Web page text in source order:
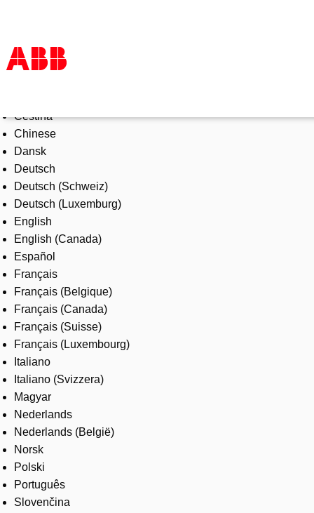
Products & Solutions
Industries
Services
About us
Where to buy
Contact us
Careers
Čeština
Chinese
Dansk
Deutsch
Deutsch (Schweiz)
Deutsch (Luxemburg)
English
English (Canada)
Español
Français
Français (Belgique)
Français (Canada)
Français (Suisse)
Français (Luxembourg)
Italiano
Italiano (Svizzera)
Magyar
Nederlands
Nederlands (België)
Norsk
Polski
Português
Slovenčina